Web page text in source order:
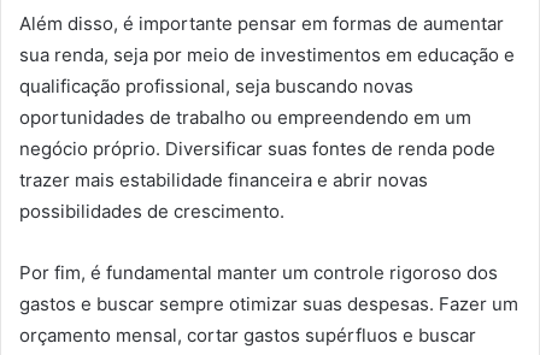
Além disso, é importante pensar em formas de aumentar
sua renda, seja por meio de investimentos em educação e
qualificação profissional, seja buscando novas
oportunidades de trabalho ou empreendendo em um
negócio próprio. Diversificar suas fontes de renda pode
trazer mais estabilidade financeira e abrir novas
possibilidades de crescimento.
Por fim, é fundamental manter um controle rigoroso dos
gastos e buscar sempre otimizar suas despesas. Fazer um
orçamento mensal, cortar gastos supérfluos e buscar